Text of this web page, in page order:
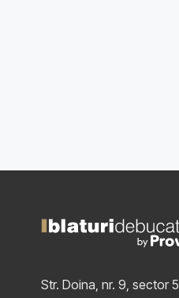
Str. Doina, nr. 9, sector 5